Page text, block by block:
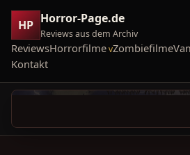
HP Horror-Page.de
Reviews aus dem Archiv
ReviewsHorrorfilme Zombiefilme
Kontakt